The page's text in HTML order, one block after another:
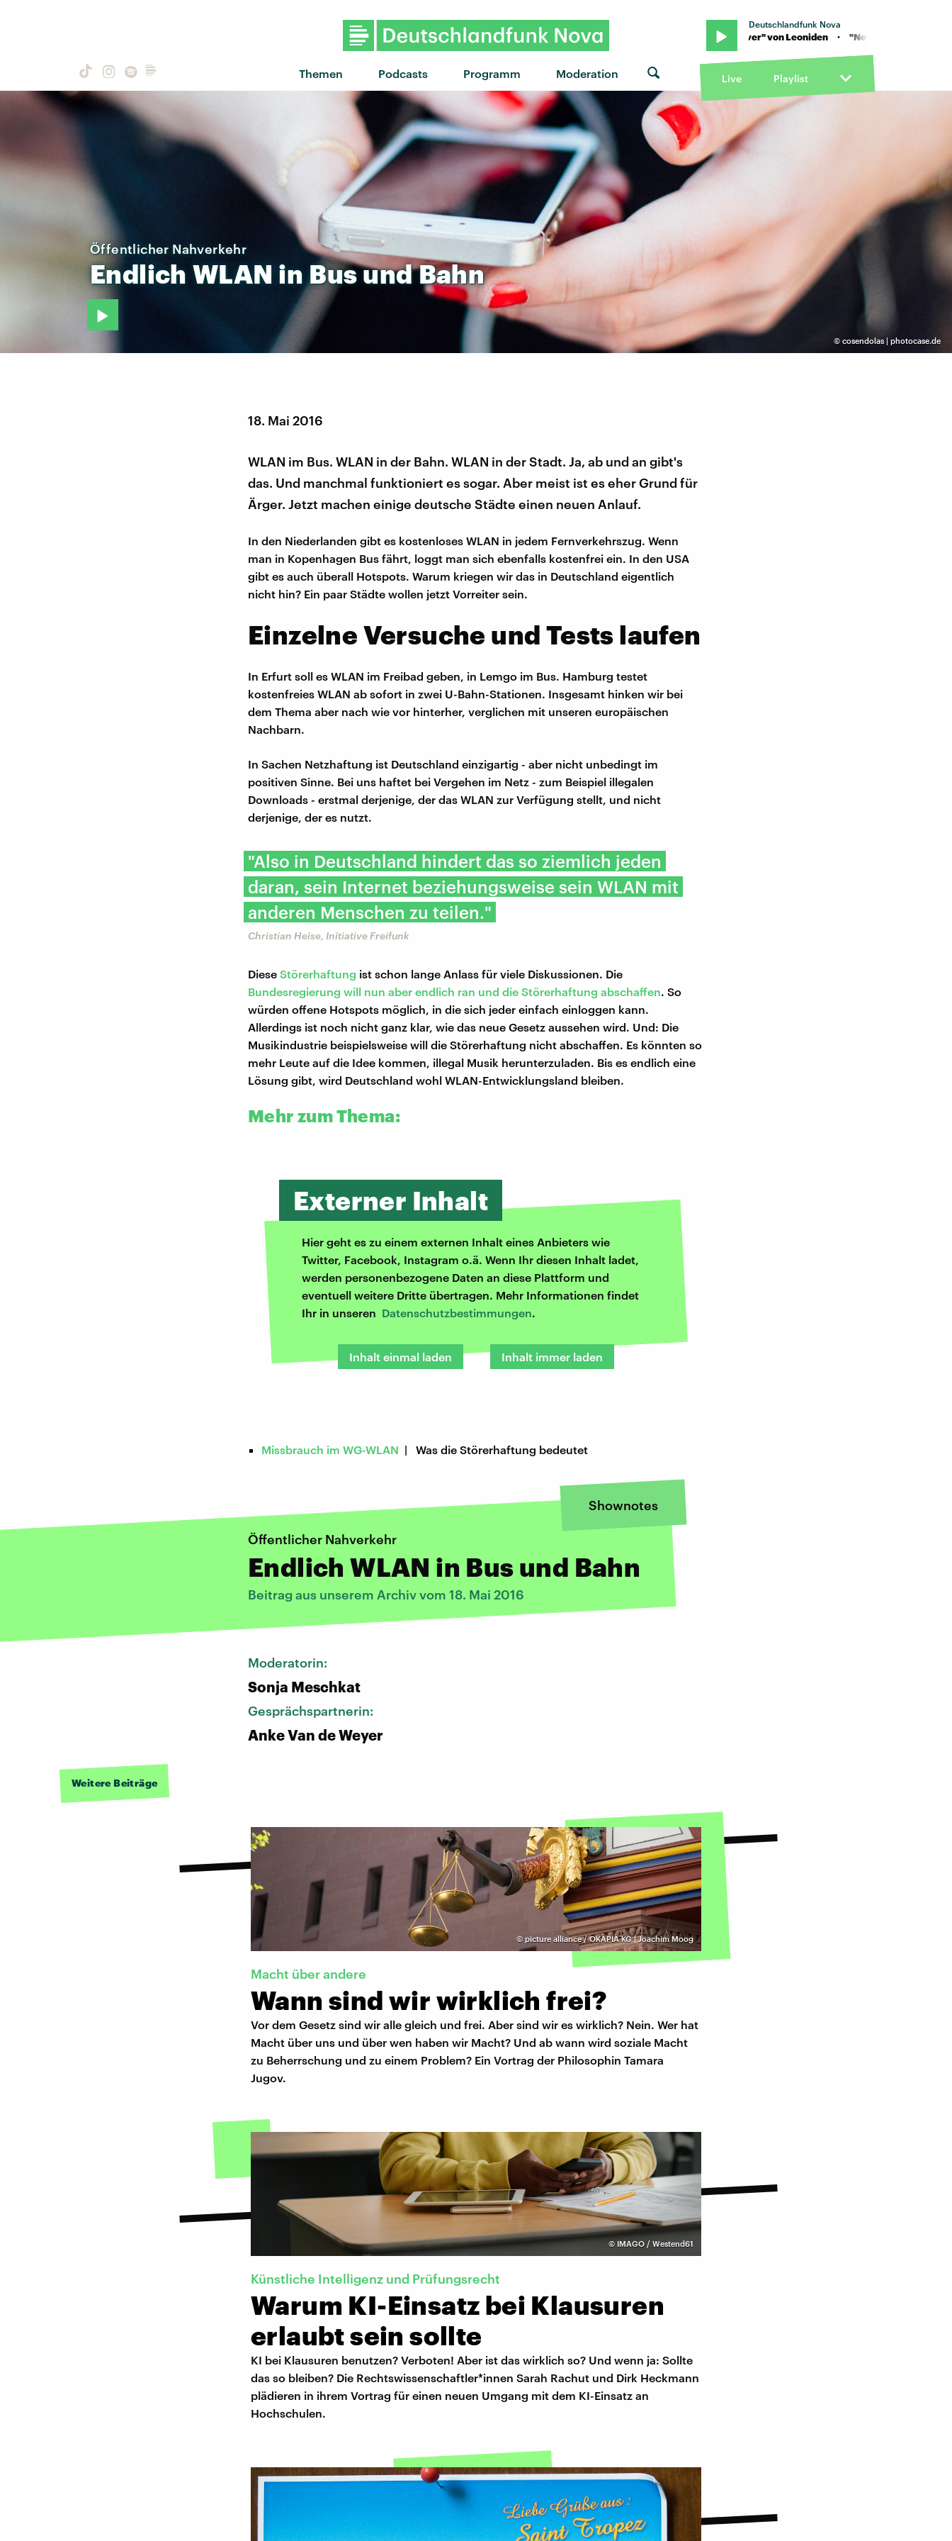
Themen Podcasts Programm Moderation
Deutschlandfunk Nova
"Never never" von Leoniden · "Never never" von Leoniden · "Never never" von Leoniden
Live Playlist
© cosendolas | photocase.de
Öffentlicher Nahverkehr
Endlich WLAN in BusundBahn
18. Mai 2016
WLAN im Bus. WLAN in der Bahn. WLAN in der Stadt. Ja, ab und an gibt's
das. Und manchmal funktioniert es sogar. Aber meist ist es eher Grund für
Ärger. Jetzt machen einige deutsche Städte einen neuen Anlauf.
In den Niederlanden gibt es kostenloses WLAN in jedem Fernverkehrszug. Wenn
man in Kopenhagen Bus fährt, loggt man sich ebenfalls kostenfrei ein. In den USA
gibt es auch überall Hotspots. Warum kriegen wir das in Deutschland eigentlich
nicht hin? Ein paar Städte wollen jetzt Vorreiter sein.
Einzelne Versuche und Tests laufen
In Erfurt soll es WLAN im Freibad geben, in Lemgo im Bus. Hamburg testet
kostenfreies WLAN ab sofort in zwei U-Bahn-Stationen. Insgesamt hinken wir bei
dem Thema aber nach wie vor hinterher, verglichen mit unseren europäischen
Nachbarn.
In Sachen Netzhaftung ist Deutschland einzigartig - aber nicht unbedingt im
positiven Sinne. Bei uns haftet bei Vergehen im Netz - zum Beispiel illegalen
Downloads - erstmal derjenige, der das WLAN zur Verfügung stellt, und nicht
derjenige, der es nutzt.
"Also in Deutschland hindert das so ziemlich jeden
daran, sein Internet beziehungsweise sein WLAN mit
anderen Menschen zu teilen."
Christian Heise, Initiative Freifunk
Diese Störerhaftung ist schon lange Anlass für viele Diskussionen. Die
Bundesregierung will nun aber endlich ran und die Störerhaftung abschaffen. So
würden offene Hotspots möglich, in die sich jeder einfach einloggen kann.
Allerdings ist noch nicht ganz klar, wie das neue Gesetz aussehen wird. Und: Die
Musikindustrie beispielsweise will die Störerhaftung nicht abschaffen. Es könnten so
mehr Leute auf die Idee kommen, illegal Musik herunterzuladen. Bis es endlich eine
Lösung gibt, wird Deutschland wohl WLAN-Entwicklungsland bleiben.
Mehr zum Thema:
Externer Inhalt
Hier geht es zu einem externen Inhalt eines Anbieters wie
Twitter, Facebook, Instagram o.ä. Wenn Ihr diesen Inhalt ladet,
werden personenbezogene Daten an diese Plattform und
eventuell weitere Dritte übertragen. Mehr Informationen findet
Ihr in unseren Datenschutzbestimmungen.
Inhalt einmal laden Inhalt immer laden
Missbrauch im WG-WLAN | Was die Störerhaftung bedeutet
Shownotes
Öffentlicher Nahverkehr
Endlich WLAN in Bus und Bahn
Beitrag aus unserem Archiv vom 18. Mai 2016
Moderatorin:
Sonja Meschkat
Gesprächspartnerin:
Anke Van de Weyer
Weitere Beiträge
© picture alliance / OKAPIA KG | Joachim Moog
Macht über andere
Wann sind wir wirklich frei?
Vor dem Gesetz sind wir alle gleich und frei. Aber sind wir es wirklich? Nein. Wer hat
Macht über uns und über wen haben wir Macht? Und ab wann wird soziale Macht
zu Beherrschung und zu einem Problem? Ein Vortrag der Philosophin Tamara
Jugov.
© IMAGO / Westend61
Künstliche Intelligenz und Prüfungsrecht
Warum KI-Einsatz bei Klausuren
erlaubt sein sollte
KI bei Klausuren benutzen? Verboten! Aber ist das wirklich so? Und wenn ja: Sollte
das so bleiben? Die Rechtswissenschaftler*innen Sarah Rachut und Dirk Heckmann
plädieren in ihrem Vortrag für einen neuen Umgang mit dem KI-Einsatz an
Hochschulen.